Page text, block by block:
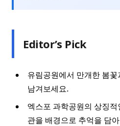
Editor’s Pick
유림공원에서 만개한 봄
남겨보세요.
엑스포 과학공원의 상징
관을 배경으로 추억을 담